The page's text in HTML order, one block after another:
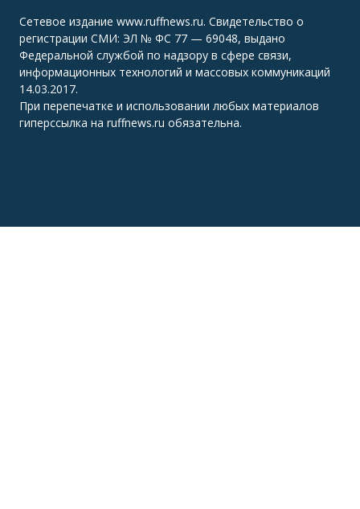
Сетевое издание www.ruffnews.ru. Свидетельство о
регистрации СМИ: ЭЛ № ФС 77 — 69048, выдано
Федеральной службой по надзору в сфере связи,
информационных технологий и массовых коммуникаций
14.03.2017.
При перепечатке и использовании любых материалов
гиперссылка на ruffnews.ru обязательна.